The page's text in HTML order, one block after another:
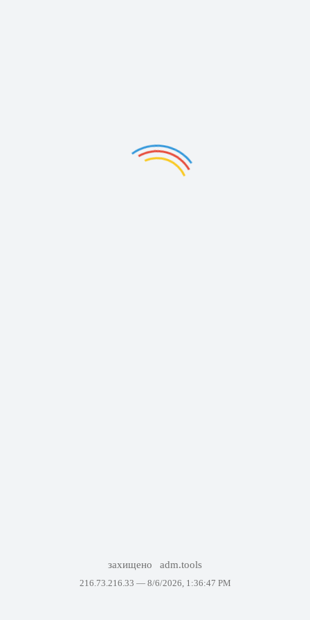
захищено adm.tools
216.73.216.33 — 8/6/2026, 1:36:47 PM